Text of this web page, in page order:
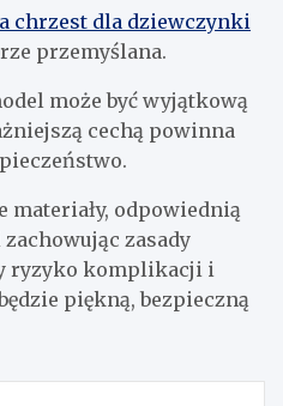
chrzest dla dziewczynki
przemyślana.
może być wyjątkową
cechą powinna
materiały, odpowiednią
zasady
ryzyko komplikacji i
piękną, bezpieczną